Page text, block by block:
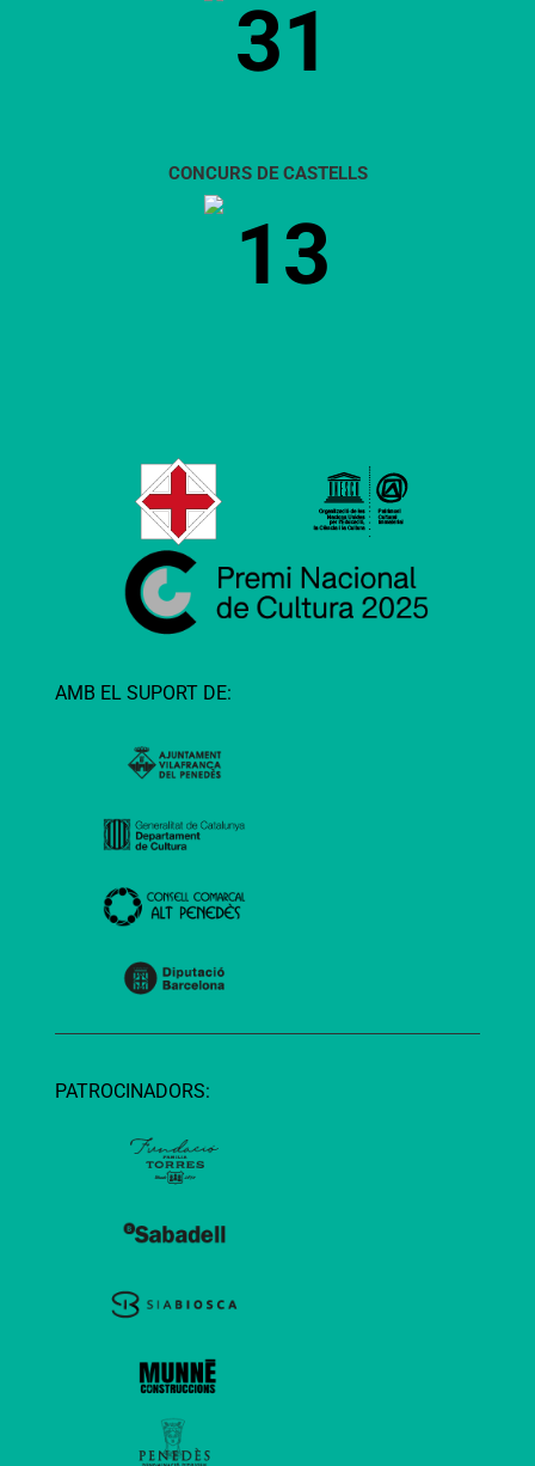
31
CONCURS DE CASTELLS
13
AMB EL SUPORT DE:
PATROCINADORS: